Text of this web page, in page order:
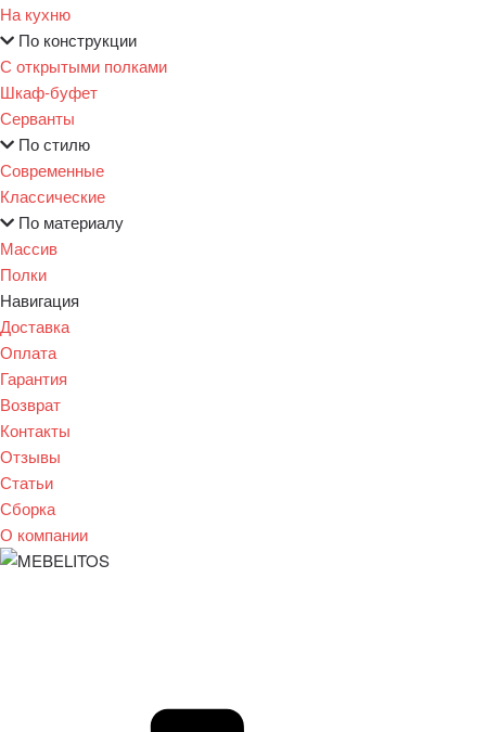
На кухню
По конструкции
С открытыми полками
Шкаф-буфет
Серванты
По стилю
Современные
Классические
По материалу
Массив
Полки
Навигация
Доставка
Оплата
Гарантия
Возврат
Контакты
Отзывы
Статьи
Сборка
О компании